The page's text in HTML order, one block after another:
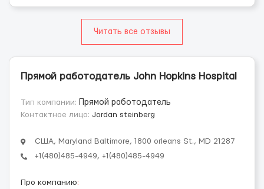
Читать все отзывы
Прямой работодатель John Hopkins Hospital
Тип компании:
Прямой работодатель
Контактное лицо: Jordan steinberg
США, Maryland Baltimore, 1800 orleans St., MD 21287
+1(480)485-4949, +1(480)485-4949
Про компанию: